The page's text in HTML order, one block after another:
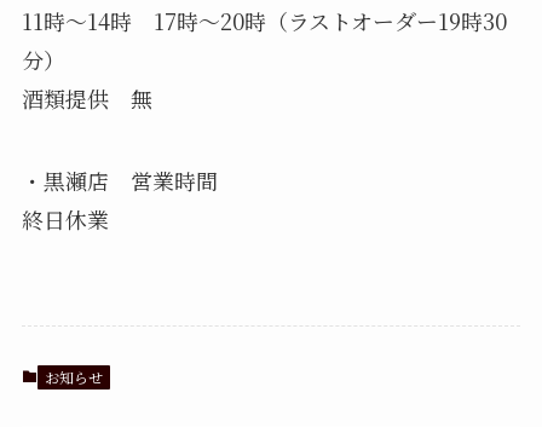
11時〜14時 17時〜20時（ラストオーダー19時30
分）
酒類提供 無
・黒瀬店 営業時間
終日休業
お知らせ